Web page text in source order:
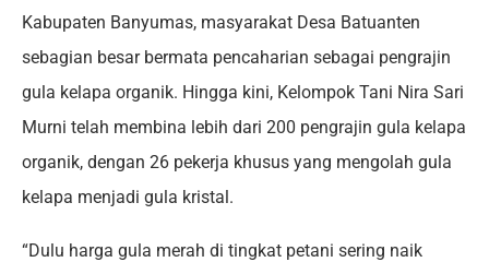
Kabupaten Banyumas, masyarakat Desa Batuanten
sebagian besar bermata pencaharian sebagai pengrajin
gula kelapa organik. Hingga kini, Kelompok Tani Nira Sari
Murni telah membina lebih dari 200 pengrajin gula kelapa
organik, dengan 26 pekerja khusus yang mengolah gula
kelapa menjadi gula kristal.
“Dulu harga gula merah di tingkat petani sering naik